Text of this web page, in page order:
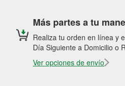
Más partes a tu
Realiza tu orden en línea y
Día Siguiente a Domicilio o
Ver opciones de envío